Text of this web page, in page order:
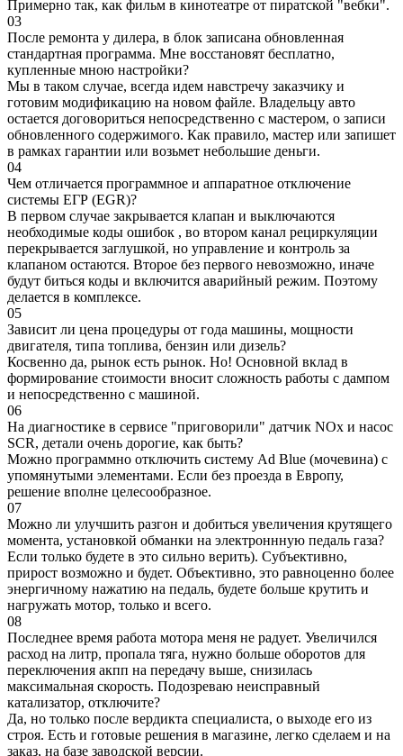
Примерно так, как фильм в кинотеатре от пиратской "вебки".
03
После ремонта у дилера, в блок записана обновленная
стандартная программа. Мне восстановят бесплатно,
купленные мною настройки?
Мы в таком случае, всегда идем навстречу заказчику и
готовим модификацию на новом файле. Владельцу авто
остается договориться непосредственно с мастером, о записи
обновленного содержимого. Как правило, мастер или запишет
в рамках гарантии или возьмет небольшие деньги.
04
Чем отличается программное и аппаратное отключение
системы ЕГР (EGR)?
В первом случае закрывается клапан и выключаются
необходимые коды ошибок , во втором канал рециркуляции
перекрывается заглушкой, но управление и контроль за
клапаном остаются. Второе без первого невозможно, иначе
будут биться коды и включится аварийный режим. Поэтому
делается в комплексе.
05
Зависит ли цена процедуры от года машины, мощности
двигателя, типа топлива, бензин или дизель?
Косвенно да, рынок есть рынок. Но! Основной вклад в
формирование стоимости вносит сложность работы с дампом
и непосредственно с машиной.
06
На диагностике в сервисе "приговорили" датчик NOx и насос
SCR, детали очень дорогие, как быть?
Можно программно отключить систему Ad Blue (мочевина) с
упомянутыми элементами. Если без проезда в Европу,
решение вполне целесообразное.
07
Можно ли улучшить разгон и добиться увеличения крутящего
момента, установкой обманки на электроннную педаль газа?
Если только будете в это сильно верить). Субъективно,
прирост возможно и будет. Объективно, это равноценно более
энергичному нажатию на педаль, будете больше крутить и
нагружать мотор, только и всего.
08
Последнее время работа мотора меня не радует. Увеличился
расход на литр, пропала тяга, нужно больше оборотов для
переключения акпп на передачу выше, снизилась
максимальная скорость. Подозреваю неисправный
катализатор, отключите?
Да, но только после вердикта специалиста, о выходе его из
строя. Есть и готовые решения в магазине, легко сделаем и на
заказ, на базе заводской версии.